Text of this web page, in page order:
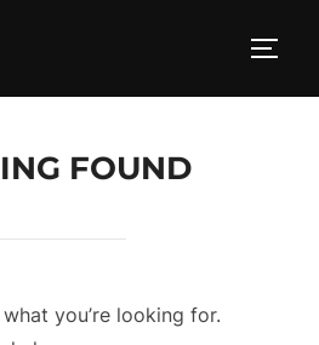
FOUND
you’re looking for.